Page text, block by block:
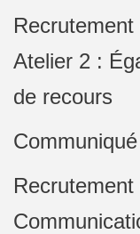
Recrutement
Atelier 2 :
de recours
Recrutement